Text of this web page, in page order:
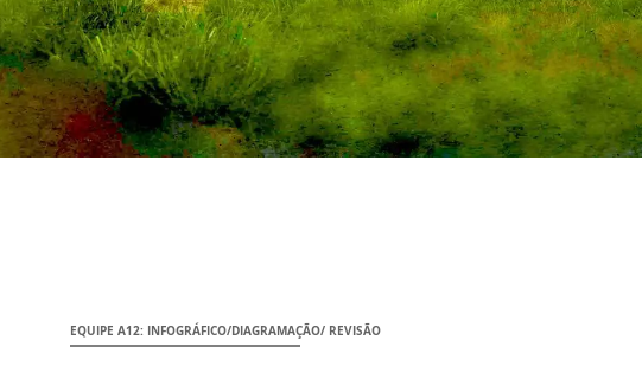
EQUIPE A12: INFOGRÁFICO/DIAGRAMAÇÃO/ REVISÃO